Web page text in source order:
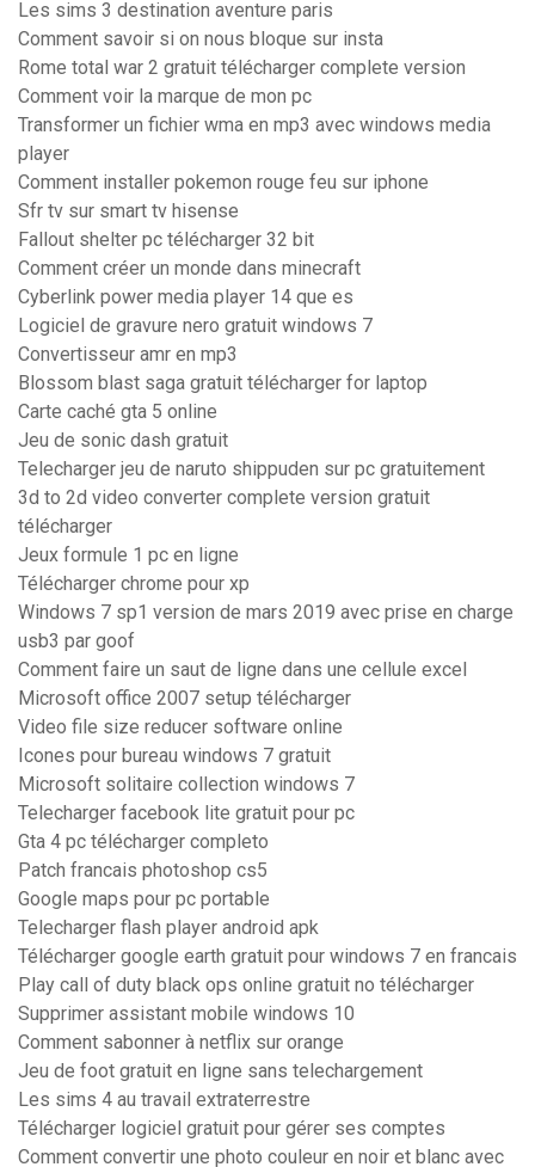
Les sims 3 destination aventure paris
Comment savoir si on nous bloque sur insta
Rome total war 2 gratuit télécharger complete version
Comment voir la marque de mon pc
Transformer un fichier wma en mp3 avec windows media
player
Comment installer pokemon rouge feu sur iphone
Sfr tv sur smart tv hisense
Fallout shelter pc télécharger 32 bit
Comment créer un monde dans minecraft
Cyberlink power media player 14 que es
Logiciel de gravure nero gratuit windows 7
Convertisseur amr en mp3
Blossom blast saga gratuit télécharger for laptop
Carte caché gta 5 online
Jeu de sonic dash gratuit
Telecharger jeu de naruto shippuden sur pc gratuitement
3d to 2d video converter complete version gratuit
télécharger
Jeux formule 1 pc en ligne
Télécharger chrome pour xp
Windows 7 sp1 version de mars 2019 avec prise en charge
usb3 par goof
Comment faire un saut de ligne dans une cellule excel
Microsoft office 2007 setup télécharger
Video file size reducer software online
Icones pour bureau windows 7 gratuit
Microsoft solitaire collection windows 7
Telecharger facebook lite gratuit pour pc
Gta 4 pc télécharger completo
Patch francais photoshop cs5
Google maps pour pc portable
Telecharger flash player android apk
Télécharger google earth gratuit pour windows 7 en francais
Play call of duty black ops online gratuit no télécharger
Supprimer assistant mobile windows 10
Comment sabonner à netflix sur orange
Jeu de foot gratuit en ligne sans telechargement
Les sims 4 au travail extraterrestre
Télécharger logiciel gratuit pour gérer ses comptes
Comment convertir une photo couleur en noir et blanc avec